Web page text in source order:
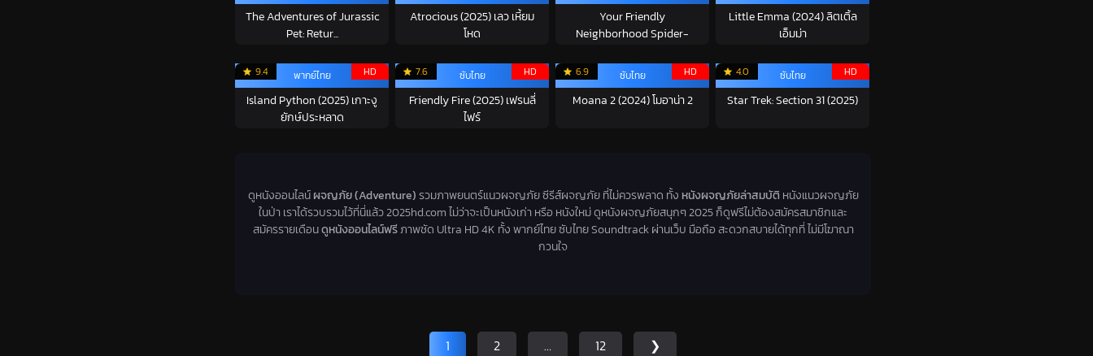
The Adventures of Jurassic
Pet: Retur...
Atrocious (2025) เลว เหี้ยม
โหด
Your Friendly
Neighborhood Spider-
Little Emma (2024) ลิตเติ้ล
เอ็มม่า
9.4 HD
พากย์ไทย
Island Python (2025) เกาะงู
ยักษ์ประหลาด
7.6 HD
ซับไทย
Friendly Fire (2025) เฟรนลี่
ไฟร์
6.9 HD
ซับไทย
Moana 2 (2024) โมอาน่า 2
4.0 HD
ซับไทย
Star Trek: Section 31 (2025)
ดูหนังออนไลน์ผจญภัย (Adventure)รวมภาพยนตร์แนวผจญภัย ซีรีส์ผจญภัย ที่ไม่ควรพลาด ทั้ง หนังผจญภัยล่าสมบัติ หนังแนวผจญภัย
ในป่า เราได้รวบรวมไว้ที่นี่แล้ว 2025hd.com ไม่ว่าจะเป็นหนังเก่า หรือ หนังใหม่ ดูหนังผจญภัยสนุกๆ 2025 ก็ดูฟรีไม่ต้องสมัครสมาชิกและ
สมัครรายเดือนดูหนังออนไลน์ฟรีภาพชัด Ultra HD 4K ทั้ง พากย์ไทย ซับไทย Soundtrack ผ่านเว็บ มือถือ สะดวกสบายได้ทุกที่ ไม่มีโฆาณา
กวนใจ
1 2 … 12 ❯